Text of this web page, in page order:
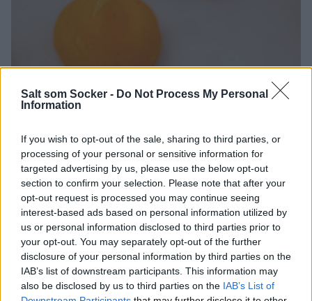
Salt som Socker - Do Not Process My Personal
Information
If you wish to opt-out of the sale, sharing to third parties, or
processing of your personal or sensitive information for
targeted advertising by us, please use the below opt-out
section to confirm your selection. Please note that after your
opt-out request is processed you may continue seeing
interest-based ads based on personal information utilized by
us or personal information disclosed to third parties prior to
your opt-out. You may separately opt-out of the further
disclosure of your personal information by third parties on the
IAB’s list of downstream participants. This information may
also be disclosed by us to third parties on the IAB’s List of